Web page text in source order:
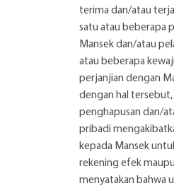
terima dan/atau
satu atau beberapa
Mansek dan/atau
atau beberapa
perjanjian dengan
dengan hal
penghapusan dan/
pribadi
kepada Mansek
rekening efek
menyatakan bahwa